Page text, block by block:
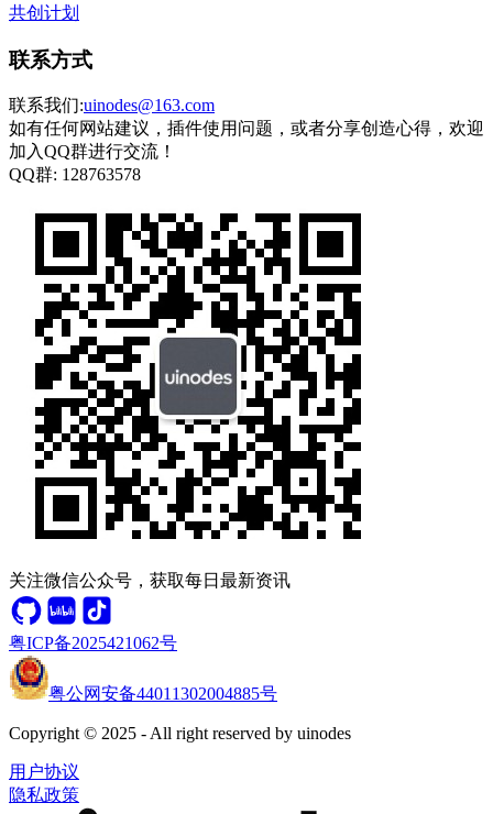
共创计划
联系方式
联系我们:uinodes@163.com
如有任何网站建议，插件使用问题，或者分享创造心得，欢迎
加入QQ群进行交流！
QQ群: 128763578
关注微信公众号，获取每日最新资讯
粤ICP备2025421062号
粤公网安备44011302004885号
Copyright © 2025 - All right reserved by uinodes
用户协议
隐私政策